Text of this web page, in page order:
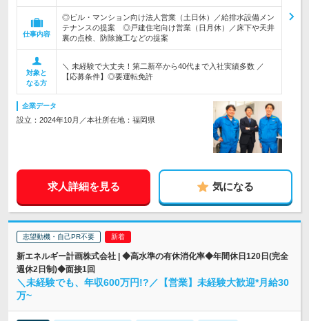
仕事内容
◎ビル・マンション向け法人営業（土日休）／給排水設備メン
テナンスの提案 ◎戸建住宅向け営業（日月休）／床下や天井
裏の点検、防除施工などの提案
対象と
なる方
＼ 未経験で大丈夫！第二新卒から40代まで入社実績多数 ／
【応募条件】◎要運転免許
企業データ
設立：2024年10月／本社所在地：福岡県
求人詳細を見る 気になる
志望動機・自己PR不要
新エネルギー計画株式会社 | ◆高水準の有休消化率◆年間休日120日(完全
週休2日制)◆面接1回
＼未経験でも、年収600万円!?／【営業】未経験大歓迎*月給30
万~